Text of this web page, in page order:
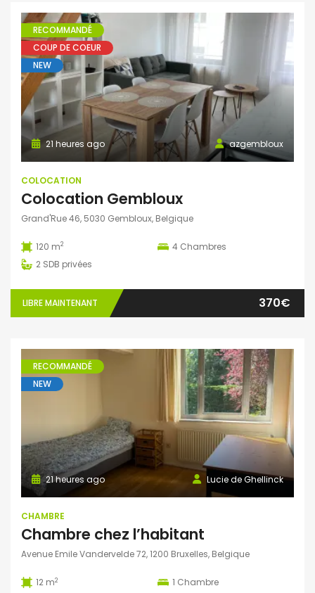
RECOMMANDÉ
COUP DE COEUR
NEW
azgembloux
21 heures ago
COLOCATION
Colocation Gembloux
Grand'Rue 46, 5030 Gembloux, Belgique
120 m2 4 Chambres
2 SDB privées
LIBRE MAINTENANT 370€
RECOMMANDÉ
NEW
Lucie de Ghellinck
21 heures ago
CHAMBRE
Chambre chez l’habitant
Avenue Emile Vandervelde 72, 1200 Bruxelles, Belgique
12 m2 1 Chambre